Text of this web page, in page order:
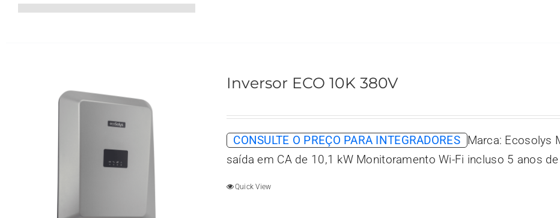
Inversor ECO 10K 380V
CONSULTE O PREÇO PARA INTEGRADORES Marca: Ecosolys
saída em CA de 10,1 kW Monitoramento Wi-Fi incluso 5 anos
Quick View